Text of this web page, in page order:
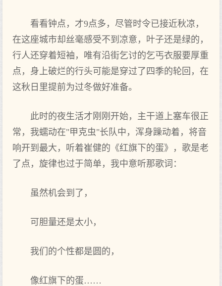
看看钟点，才9点多，尽管时令已接近秋凉，
在这座城市却丝毫感受不到凉意，叶子还是绿的，
行人还穿着短袖，唯有沿街乞讨的乞丐衣服要厚重
点，身上破烂的行头可能是穿过了四季的轮回，在
这秋日里提前为过冬做好准备。
此时的夜生活才刚刚开始，主干道上塞车很正
常，我蠕动在"甲克虫"长队中，浑身躁动着，将音
响开到最大，听着崔健的《红旗下的蛋》，歌是老
了点，旋律也过于简单，我中意听那歌词：
虽然机会到了，
可胆量还是太小，
我们的个性都是圆的，
像红旗下的蛋……